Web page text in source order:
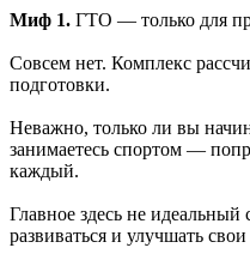
Миф 1. ГТО — только для
Совсем нет. Комплекс
подготовки.
Неважно, только ли вы
занимаетесь спортом —
каждый.
Главное здесь не идеальный
развиваться и улучшать свои